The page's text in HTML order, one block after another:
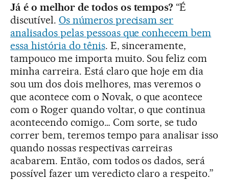
Já é o melhor de todos os tempos?“É
discutível. Os números precisam ser
analisados pelas pessoas que conhecem bem
essa história do tênis. E, sinceramente,
tampouco me importa muito. Sou feliz com
minha carreira. Está claro que hoje em dia
sou um dos dois melhores, mas veremos o
que acontece com o Novak, o que acontece
com o Roger quando voltar, o que continua
acontecendo comigo… Com sorte, se tudo
correr bem, teremos tempo para analisar isso
quando nossas respectivas carreiras
acabarem. Então, com todos os dados, será
possível fazer um veredicto claro a respeito.”